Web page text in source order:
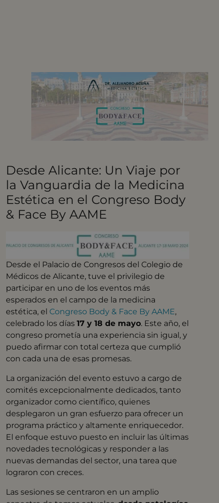
Desde Alicante: Un Viaje por
la Vanguardia de la Medicina
Estética en el Congreso Body
& Face By AAME
Desde el Palacio de Congresos del Colegio de
Médicos de Alicante, tuve el privilegio de
participar en uno de los eventos más
esperados en el campo de la medicina
estética, el Congreso Body & Face By AAME,
celebrado los días17 y 18 de mayo. Este año, el
congreso prometía una experiencia sin igual, y
puedo afirmar con total certeza que cumplió
con cada una de esas promesas.
La organización del evento estuvo a cargo de
comités excepcionalmente dedicados, tanto
organizador como científico, quienes
desplegaron un gran esfuerzo para ofrecer un
programa práctico y altamente enriquecedor.
El enfoque estuvo puesto en incluir las últimas
novedades tecnológicas y responder a las
nuevas demandas del sector, una tarea que
lograron con creces.
Las sesiones se centraron en un amplio